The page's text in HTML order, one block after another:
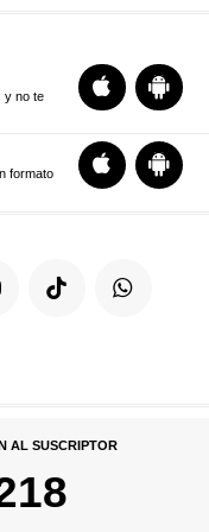
y no te
formato
AL SUSCRIPTOR